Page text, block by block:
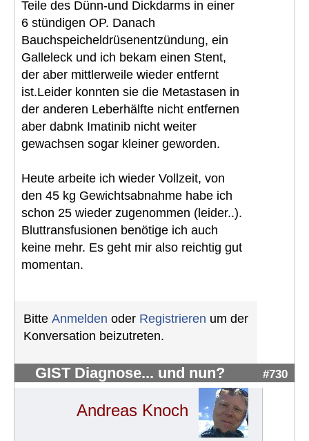
Teile des Dünn-und Dickdarms in einer
6 stündigen OP. Danach
Bauchspeicheldrüsenentzündung, ein
Galleleck und ich bekam einen Stent,
der aber mittlerweile wieder entfernt
ist.Leider konnten sie die Metastasen in
der anderen Leberhälfte nicht entfernen
aber dabnk Imatinib nicht weiter
gewachsen sogar kleiner geworden.
Heute arbeite ich wieder Vollzeit, von
den 45 kg Gewichtsabnahme habe ich
schon 25 wieder zugenommen (leider..).
Bluttransfusionen benötige ich auch
keine mehr. Es geht mir also reichtig gut
momentan.
Bitte Anmelden oder Registrieren um der
Konversation beizutreten.
GIST Diagnose... und nun? #730
Andreas Knoch